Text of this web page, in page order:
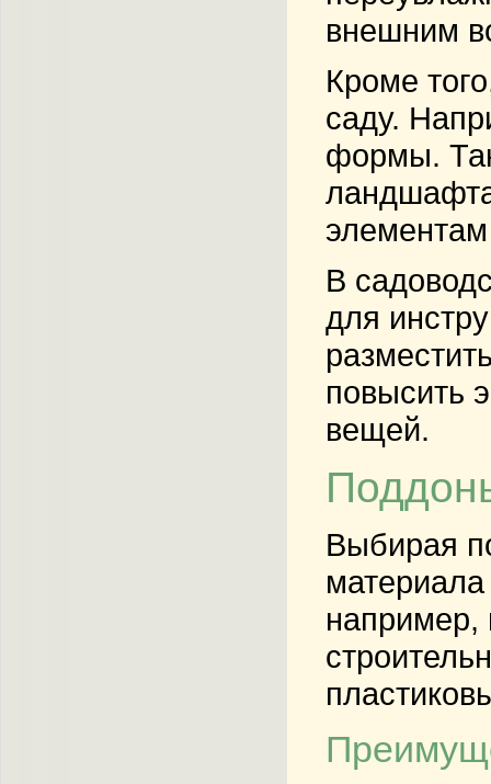
внешним
Кроме
саду.
формы.
В
для
повысить
вещей.
Выбирая
например,